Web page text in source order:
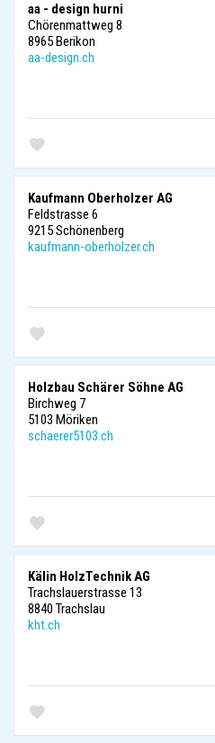
aa - design hurni
Chörenmattweg 8
8965 Berikon
aa-design.ch
Kaufmann Oberholzer AG
Feldstrasse 6
9215 Schönenberg
kaufmann-oberholzer.ch
Holzbau Schärer Söhne AG
Birchweg 7
5103 Möriken
schaerer5103.ch
Kälin HolzTechnik AG
Trachslauerstrasse 13
8840 Trachslau
kht.ch